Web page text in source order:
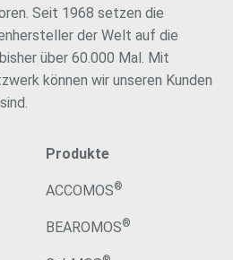
Seit 1968 setzen die
der Welt auf die
über 60.000 Mal. Mit
können wir unseren Kunden
Produkte
ACCOMOS®
BEAROMOS®